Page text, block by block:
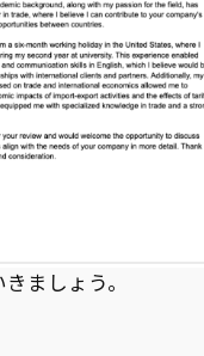
ましょう。